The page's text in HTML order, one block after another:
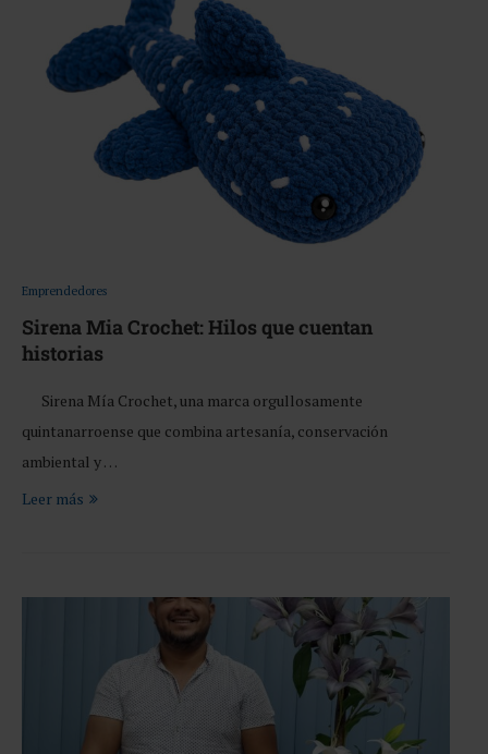
Emprendedores
Sirena Mia Crochet: Hilos que cuentan
historias
Sirena Mía Crochet, una marca orgullosamente
quintanarroense que combina artesanía, conservación
ambiental y …
Leer más